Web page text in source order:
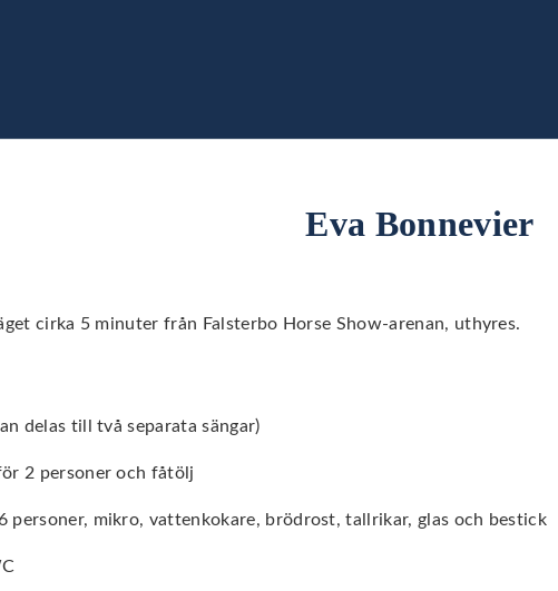
Eva Bonnevier
cirka 5 minuter från Falsterbo Horse Show-arenan, uthyres.
delas till två separata sängar)
2 personer och fåtölj
personer, mikro, vattenkokare, brödrost, tallrikar, glas och bestick